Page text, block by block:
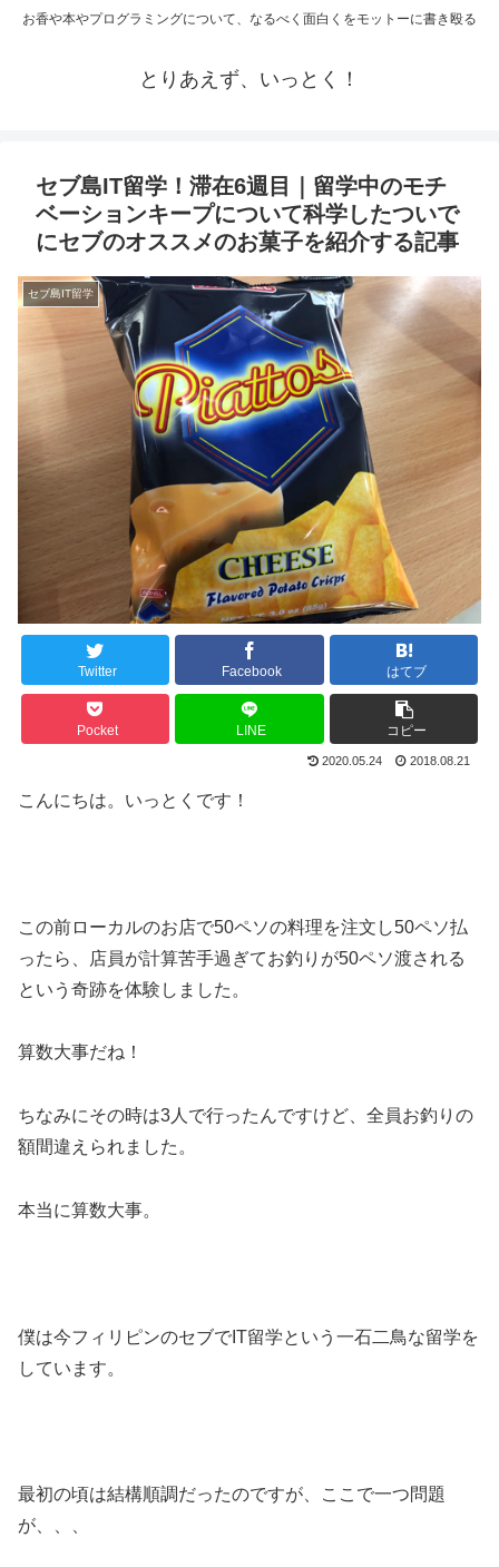
お香や本やプログラミングについて、なるべく面白くをモットーに書き殴る
とりあえず、いっとく！
セブ島IT留学！滞在6週目｜留学中のモチ
ベーションキープについて科学したついで
にセブのオススメのお菓子を紹介する記事
セブ島IT留学
Twitter Facebook はてブ
Pocket LINE コピー
2020.05.24 2018.08.21
こんにちは。いっとくです！
この前ローカルのお店で50ペソの料理を注文し50ペソ払
ったら、店員が計算苦手過ぎてお釣りが50ペソ渡される
という奇跡を体験しました。
算数大事だね！
ちなみにその時は3人で行ったんですけど、全員お釣りの
額間違えられました。
本当に算数大事。
僕は今フィリピンのセブでIT留学という一石二鳥な留学を
しています。
最初の頃は結構順調だったのですが、ここで一つ問題
が、、、